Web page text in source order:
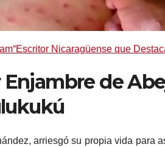
Nicaragüense que
de
arriesgó su propia vida para